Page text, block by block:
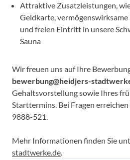
Attraktive Zusatzleistungen,
Geldkarte,
und freien Eintritt in unsere
Sauna
Wir freuen uns auf Ihre
bewerbung@heidjers-
Gehaltsvorstellung sowie Ihres
Starttermins. Bei Fragen
9888-521.
Mehr Informationen finden Sie
stadtwerke.de.